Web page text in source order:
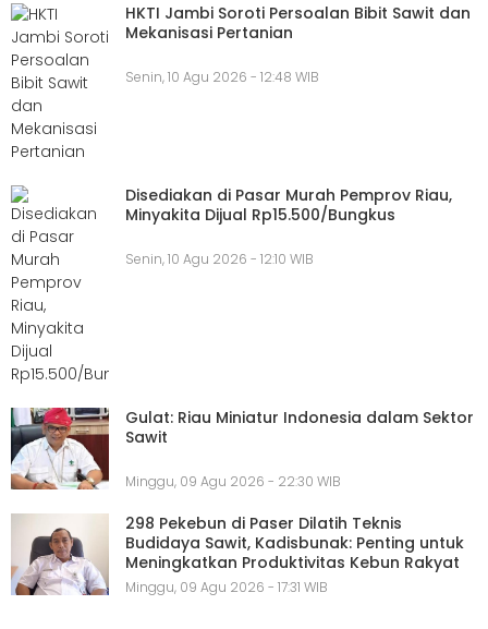
HKTI Jambi Soroti Persoalan Bibit Sawit dan
Mekanisasi Pertanian
Senin, 10 Agu 2026 - 12:48 WIB
Disediakan di Pasar Murah Pemprov Riau,
Minyakita Dijual Rp15.500/Bungkus
Senin, 10 Agu 2026 - 12:10 WIB
Gulat: Riau Miniatur Indonesia dalam Sektor
Sawit
Minggu, 09 Agu 2026 - 22:30 WIB
298 Pekebun di Paser Dilatih Teknis
Budidaya Sawit, Kadisbunak: Penting untuk
Meningkatkan Produktivitas Kebun Rakyat
Minggu, 09 Agu 2026 - 17:31 WIB